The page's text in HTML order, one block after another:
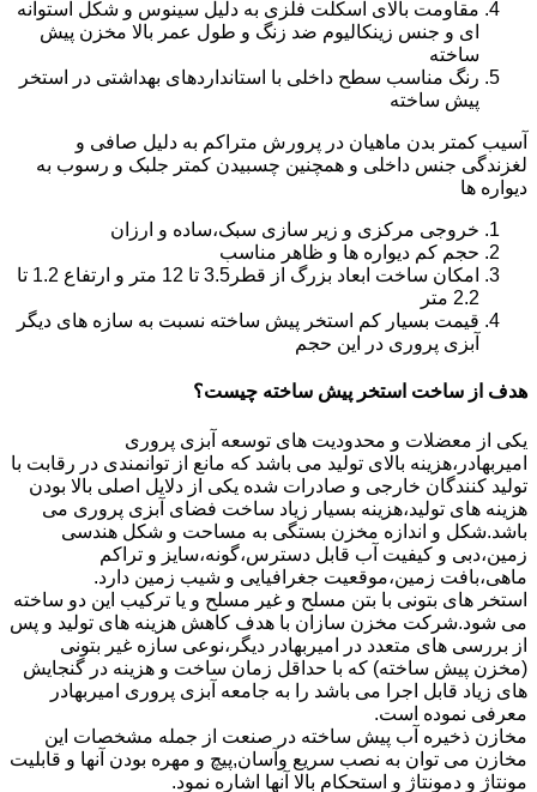
مقاومت بالای اسکلت فلزی به دلیل سینوس و شکل استوانه
ای و جنس زینکالیوم ضد زنگ و طول عمر بالا مخزن پیش
ساخته
رنگ مناسب سطح داخلی با استانداردهای بهداشتی در استخر
پیش ساخته
آسیب کمتر بدن ماهیان در پرورش متراکم به دلیل صافی و
لغزندگی جنس داخلی و همچنین چسبیدن کمتر جلبک و رسوب به
دیواره ها
خروجی مرکزی و زیر سازی سبک،ساده و ارزان
حجم کم دیواره ها و ظاهر مناسب
امکان ساخت ابعاد بزرگ از قطر3.5 تا 12 متر و ارتفاع 1.2 تا
2.2 متر
قیمت بسیار کم استخر پیش ساخته نسبت به سازه های دیگر
آبزی پروری در این حجم
هدف از ساخت استخر پیش ساخته چیست؟
یکی از معضلات و محدودیت های توسعه آبزی پروری
امیربهادر،هزینه بالای تولید می باشد که مانع از توانمندی در رقابت با
تولید کنندگان خارجی و صادرات شده یکی از دلایل اصلی بالا بودن
هزینه های تولید،هزینه بسیار زیاد ساخت فضای آبزی پروری می
باشد.شکل و اندازه مخزن بستگی به مساحت و شکل هندسی
زمین،دبی و کیفیت آب قابل دسترس،گونه،سایز و تراکم
ماهی،بافت زمین،موقعیت جغرافیایی و شیب زمین دارد.
استخر های بتونی با بتن مسلح و غیر مسلح و یا ترکیب این دو ساخته
می شود.شرکت مخزن سازان با هدف کاهش هزینه های تولید و پس
از بررسی های متعدد در امیربهادر دیگر،نوعی سازه غیر بتونی
(مخزن پیش ساخته) که با حداقل زمان ساخت و هزینه در گنجایش
های زیاد قابل اجرا می باشد را به جامعه آبزی پروری امیربهادر
معرفی نموده است.
مخازن ذخیره آب پیش ساخته در صنعت از جمله مشخصات این
مخازن می توان به نصب سریع وآسان,پیچ و مهره بودن آنها و قابلیت
مونتاژ و دمونتاژ و استحکام بالا آنها اشاره نمود.